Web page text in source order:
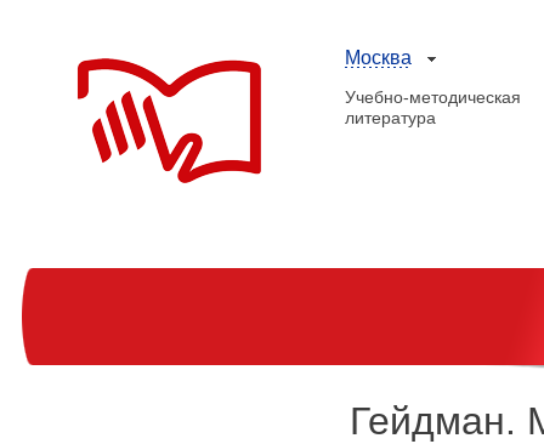
Москва
Учебно-методическая
литература
Гейдман.